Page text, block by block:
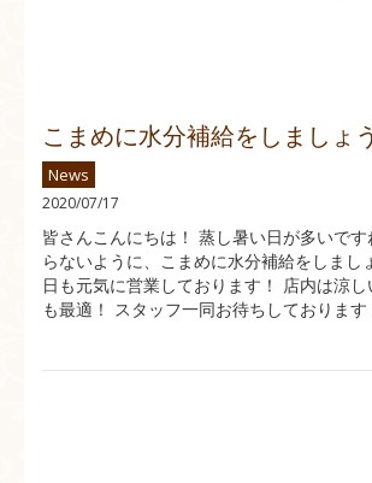
こまめに水分補給をしましょ
News
2020/07/17
皆さんこんにちは！ 蒸し暑い日が多いで
らないように、こまめに水分補給をしまし
日も元気に営業しております！ 店内は涼
も最適！ スタッフ一同お待ちしております